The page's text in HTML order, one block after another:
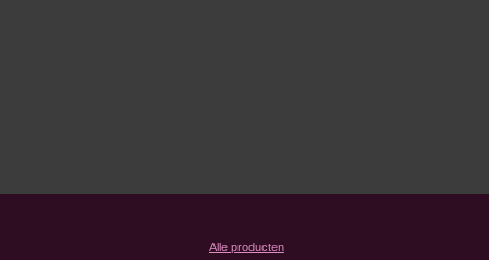
Alle producten